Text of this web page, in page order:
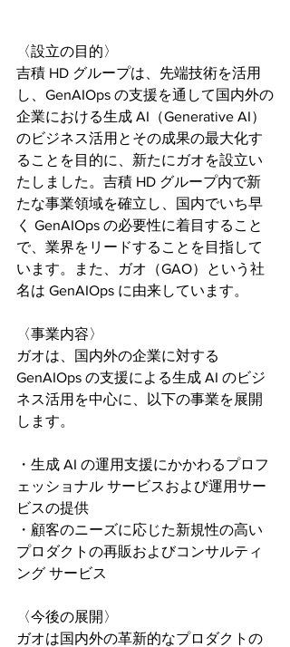
〈設立の目的〉
吉積 HD グループは、先端技術を活用
し、GenAIOps の支援を通して国内外の
企業における生成 AI（Generative AI）
のビジネス活用とその成果の最大化す
ることを目的に、新たにガオを設立い
たしました。吉積 HD グループ内で新
たな事業領域を確立し、国内でいち早
く GenAIOps の必要性に着目すること
で、業界をリードすることを目指して
います。また、ガオ（GAO）という社
名は GenAIOps に由来しています。
〈事業内容〉
ガオは、国内外の企業に対する
GenAIOps の支援による生成 AI のビジ
ネス活用を中心に、以下の事業を展開
します。
・生成 AI の運用支援にかかわるプロフ
ェッショナル サービスおよび運用サー
ビスの提供
・顧客のニーズに応じた新規性の高い
プロダクトの再販およびコンサルティ
ング サービス
〈今後の展開〉
ガオは国内外の革新的なプロダクトの